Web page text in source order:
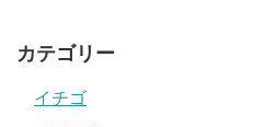
カテゴリー
イチゴ